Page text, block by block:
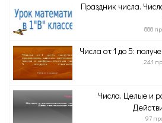
Праздник числа.
888
Числа от 1 до 5:
241
Числа. Целые и
97